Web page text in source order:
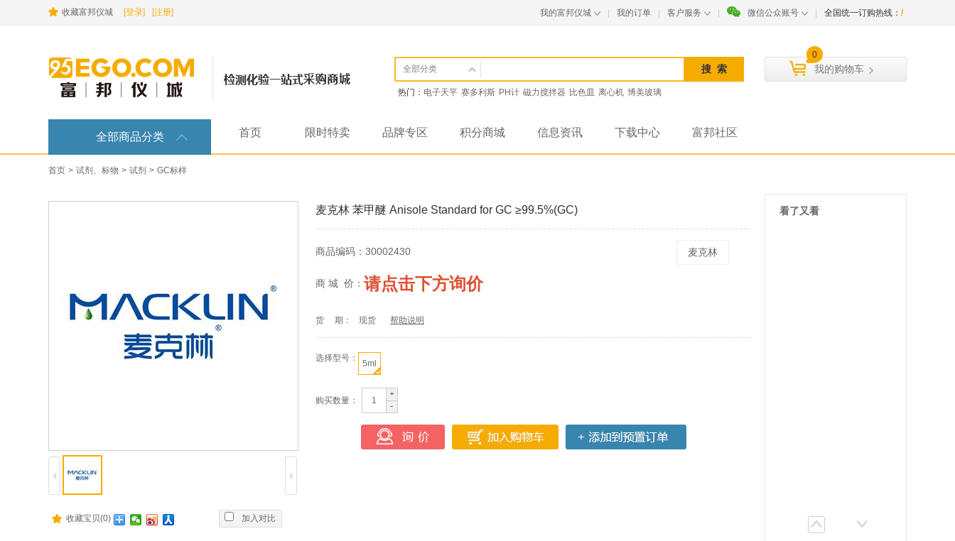
收藏富邦仪城 [登录] [注册] 我的富邦仪城 我的订单 客户服务 微信公众账号 全国统一订购热线： /
全部分类
热门： 电子天平 赛多利斯 PH计 磁力搅拌器 比色皿 离心机 博美玻璃
0
我的购物车
全部商品分类 首页 限时特卖 品牌专区 积分商城 信息资讯 下载中心 富邦社区
首页 > 试剂、标物 > 试剂 > GC标样
收藏宝贝(0) 加入对比
麦克林 苯甲醚 Anisole Standard for GC ≥99.5%(GC)
商品编码： 30002430 麦克林
商 城 价： 请点击下方询价
货 期： 现货 帮助说明
选择型号：
5ml
购买数量：
看了又看